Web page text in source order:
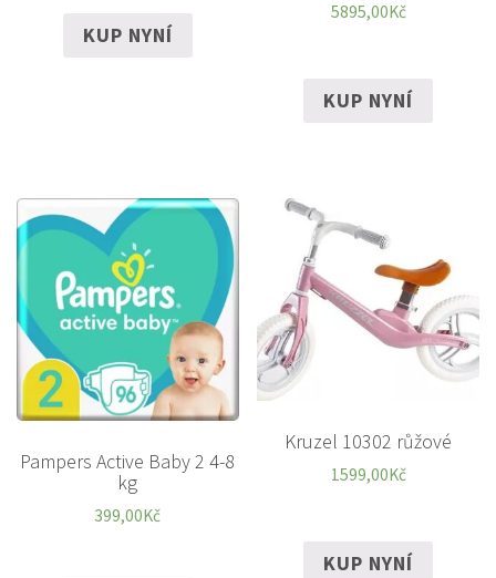
KUP NYNÍ
5895,00Kč
KUP NYNÍ
Pampers Active Baby 2 4-8
kg
399,00Kč
Kruzel 10302 růžové
1599,00Kč
KUP NYNÍ